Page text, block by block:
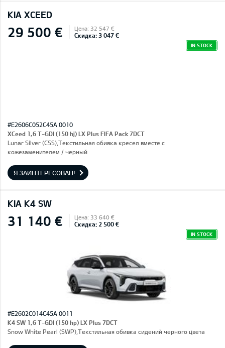
KIA XCEED
29 500 € Цена: 32 547 €
Скидка: 3 047 €
IN STOCK
#E2606C052C45A 0010
XCeed 1,6 T-GDI (150 hj) LX Plus FIFA Pack 7DCT
Lunar Silver (CSS),Текстильная обивка кресел вместе с
кожезаменителем / черный
Я ЗАИНТЕРЕСОВАН!
KIA K4 SW
31 140 € Цена: 33 640 €
Скидка: 2 500 €
IN STOCK
#E2602C014C45A 0011
K4 SW 1,6 T-GDI (150 hp) LX Plus 7DCT
Snow White Pearl (SWP),Текстильная обивка сидений черного цвета